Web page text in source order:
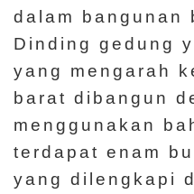
dalam bangunan
Dinding gedung
yang mengarah
barat dibangun
menggunakan
terdapat enam
yang dilengkapi